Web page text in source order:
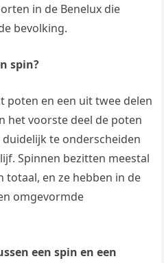
in de Benelux die
bevolking.
spin?
poten en een uit twee delen
het voorste deel de poten
te onderscheiden
Spinnen bezitten meestal
totaal, en ze hebben in de
omgevormde
een spin en een